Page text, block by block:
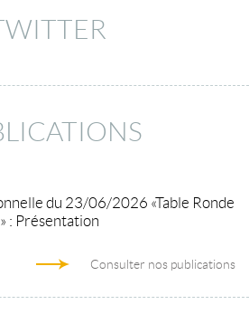
du 23/06/2026 «Table Ronde
: Présentation
Consulter nos publications